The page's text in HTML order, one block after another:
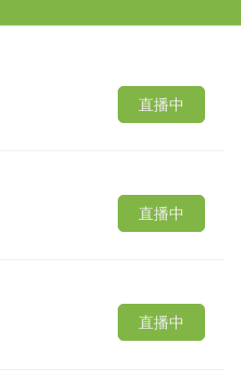
直播中
直播中
直播中